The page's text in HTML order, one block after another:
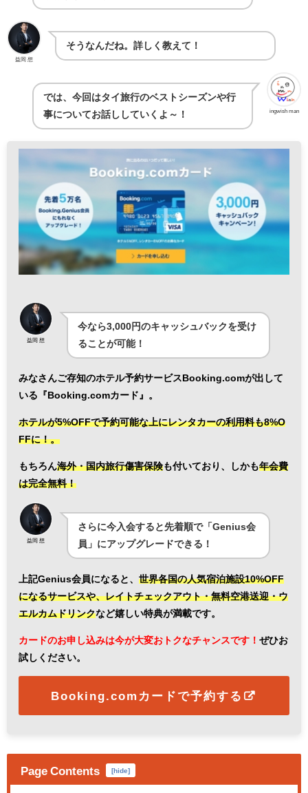
益岡 想
そうなんだね。詳しく教えて！
ingwish man
では、今回はタイ旅行のベストシーズンや行
事についてお話ししていくよ～！
益岡 想
今なら3,000円のキャッシュバックを受け
ることが可能！
みなさんご存知のホテル予約サービスBooking.comが出して
いる『Booking.comカード』。
ホテルが5%OFFで予約可能な上にレンタカーの利用料も8%O
FFに！。
もちろん海外・国内旅行傷害保険も付いており、しかも年会費
は完全無料！
益岡 想
さらに今入会すると先着順で「Genius会
員」にアップグレードできる！
上記Genius会員になると、 世界各国の人気宿泊施設10%OFF
になるサービスや、レイトチェックアウト・無料空港送迎・ウ
エルカムドリンクなど嬉しい特典が満載です。
カードのお申し込みは今が大変おトクなチャンスです！ ぜひお
試しください。
Booking.comカードで予約する
Page Contents [hide]